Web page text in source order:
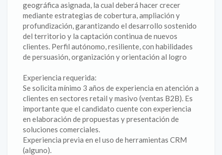
geográfica asignada, la cual deberá hacer crecer
mediante estrategias de cobertura, ampliación y
profundización, garantizando el desarrollo sostenido
del territorio y la captación continua de nuevos
clientes. Perfil autónomo, resiliente, con habilidades
de persuasión, organización y orientación al logro
Experiencia requerida:
Se solicita mínimo 3 años de experiencia en atención a
clientes en sectores retail y masivo (ventas B2B). Es
importante que el candidato cuente con experiencia
en elaboración de propuestas y presentación de
soluciones comerciales.
Experiencia previa en el uso de herramientas CRM
(alguno).